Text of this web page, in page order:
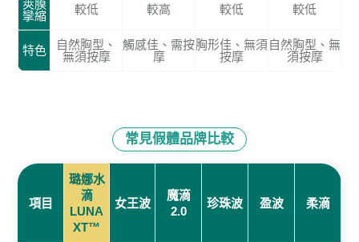
莢膜
攣縮
較低 較高 較低 較低
特色
自然胸型、
無須按摩
觸感佳、需按
摩
胸形佳、無須
按摩
自然胸型、無
須按摩
常見假體品牌比較
項目
璐娜水
滴
LUNA
XT™
女王波
魔滴
2.0
珍珠波 盈波 柔滴